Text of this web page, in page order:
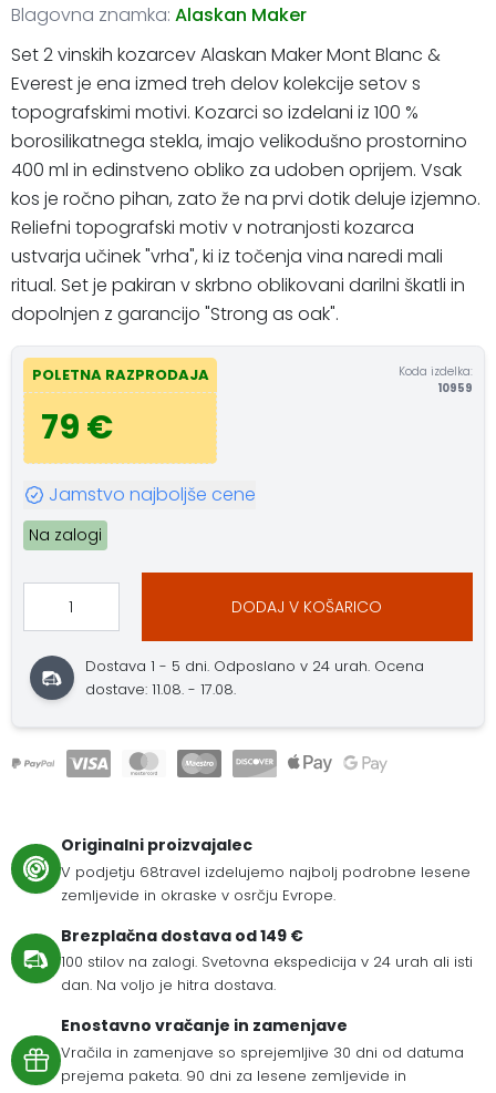
Blagovna znamka: Alaskan Maker
Set 2 vinskih kozarcev Alaskan Maker Mont Blanc &
Everest je ena izmed treh delov kolekcije setov s
topografskimi motivi. Kozarci so izdelani iz 100 %
borosilikatnega stekla, imajo velikodušno prostornino
400 ml in edinstveno obliko za udoben oprijem. Vsak
kos je ročno pihan, zato že na prvi dotik deluje izjemno.
Reliefni topografski motiv v notranjosti kozarca
ustvarja učinek "vrha", ki iz točenja vina naredi mali
ritual. Set je pakiran v skrbno oblikovani darilni škatli in
dopolnjen z garancijo "Strong as oak".
POLETNA RAZPRODAJA
79 €
Koda izdelka:
10959
Jamstvo najboljše cene
Na zalogi
DODAJ V KOŠARICO
Dostava 1 - 5 dni. Odposlano v 24 urah. Ocena
dostave: 11.08. - 17.08.
Originalni proizvajalec
V podjetju 68travel izdelujemo najbolj podrobne lesene
zemljevide in okraske v osrčju Evrope.
Brezplačna dostava od 149 €
100 stilov na zalogi. Svetovna ekspedicija v 24 urah ali isti
dan. Na voljo je hitra dostava.
Enostavno vračanje in zamenjave
Vračila in zamenjave so sprejemljive 30 dni od datuma
prejema paketa. 90 dni za lesene zemljevide in